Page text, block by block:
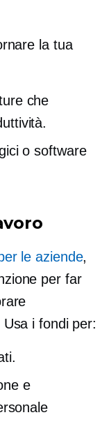
la tua
che
o software
le aziende,
per far
i fondi per:
e